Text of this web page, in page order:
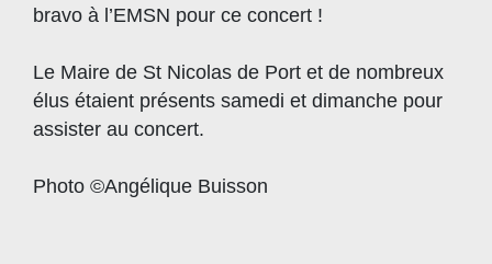
bravo à l’EMSN pour ce concert !
Le Maire de St Nicolas de Port et de nombreux
élus étaient présents samedi et dimanche pour
assister au concert.
Photo ©Angélique Buisson